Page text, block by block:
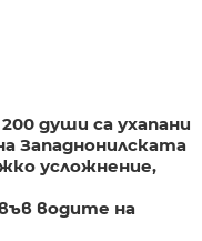
души са ухапани
Западнонилската
усложнение,
водите на